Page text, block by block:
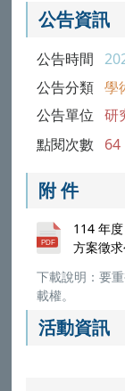
公告資訊
公告時間
公告分類 學
公告單位 研
點閱次數 64
附 件
114 年
方案徵
下載說明：要
載權。
活動資訊